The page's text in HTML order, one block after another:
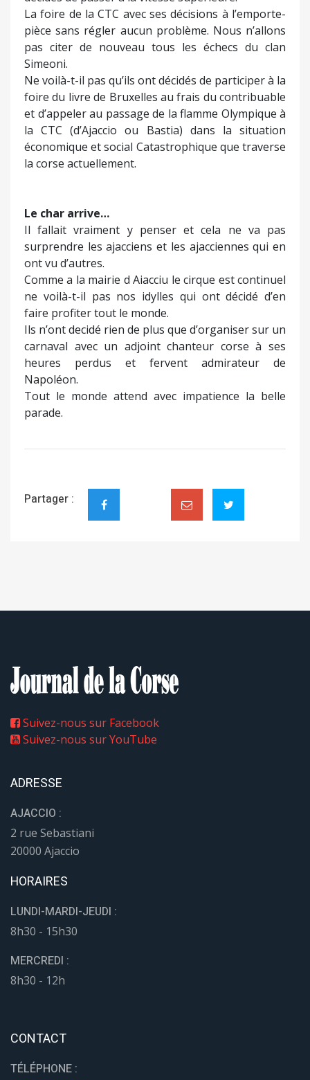
La foire de la CTC avec ses décisions à l’emporte-
pièce sans régler aucun problème. Nous n’allons
pas citer de nouveau tous les échecs du clan
Simeoni.
Ne voilà-t-il pas qu’ils ont décidés de participer à la
foire du livre de Bruxelles au frais du contribuable
et d’appeler au passage de la flamme Olympique à
la CTC (d’Ajaccio ou Bastia) dans la situation
économique et social Catastrophique que traverse
la corse actuellement.
Le char arrive…
Il fallait vraiment y penser et cela ne va pas
surprendre les ajacciens et les ajacciennes qui en
ont vu d’autres.
Comme a la mairie d Aiacciu le cirque est continuel
ne voilà-t-il pas nos idylles qui ont décidé d’en
faire profiter tout le monde.
Ils n’ont decidé rien de plus que d’organiser sur un
carnaval avec un adjoint chanteur corse à ses
heures perdus et fervent admirateur de
Napoléon.
Tout le monde attend avec impatience la belle
parade.
Partager :
Suivez-nous sur Facebook
Suivez-nous sur YouTube
ADRESSE
AJACCIO :
2 rue Sebastiani
20000 Ajaccio
HORAIRES
LUNDI-MARDI-JEUDI :
8h30 - 15h30
MERCREDI :
8h30 - 12h
CONTACT
TÉLÉPHONE :